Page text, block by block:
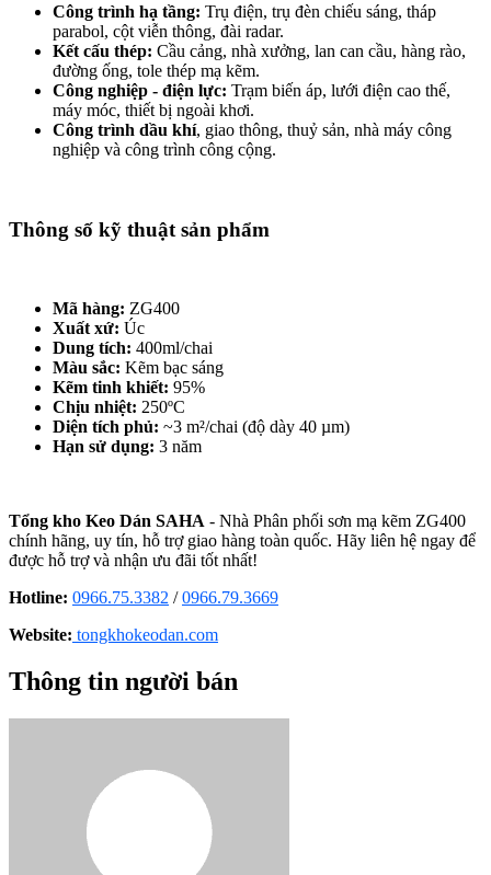
Công trình hạ tầng: Trụ điện, trụ đèn chiếu sáng, tháp
parabol, cột viễn thông, đài radar.
Kết cấu thép: Cầu cảng, nhà xưởng, lan can cầu, hàng rào,
đường ống, tole thép mạ kẽm.
Công nghiệp - điện lực: Trạm biến áp, lưới điện cao thế,
máy móc, thiết bị ngoài khơi.
Công trình dầu khí, giao thông, thuỷ sản, nhà máy công
nghiệp và công trình công cộng.
Thông số kỹ thuật sản phẩm
Mã hàng: ZG400
Xuất xứ: Úc
Dung tích: 400ml/chai
Màu sắc: Kẽm bạc sáng
Kẽm tinh khiết: 95%
Chịu nhiệt: 250ºC
Diện tích phủ: ~3 m²/chai (độ dày 40 µm)
Hạn sử dụng: 3 năm
Tổng kho Keo Dán SAHA - Nhà Phân phối sơn mạ kẽm ZG400
chính hãng, uy tín, hỗ trợ giao hàng toàn quốc. Hãy liên hệ ngay để
được hỗ trợ và nhận ưu đãi tốt nhất!
Hotline: 0966.75.3382 /0966.79.3669
Website: tongkhokeodan.com
Thông tin người bán